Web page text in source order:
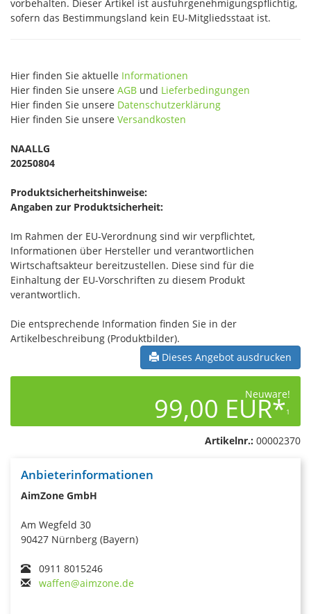
vorbehalten. Dieser Artikel ist ausfuhrgenehmigungspflichtig,
sofern das Bestimmungsland kein EU-Mitgliedsstaat ist.
Hier finden Sie aktuelle Informationen
Hier finden Sie unsere AGB und Lieferbedingungen
Hier finden Sie unsere Datenschutzerklärung
Hier finden Sie unsere Versandkosten
NAALLG
20250804
Produktsicherheitshinweise:
Angaben zur Produktsicherheit:
Im Rahmen der EU-Verordnung sind wir verpflichtet,
Informationen über Hersteller und verantwortlichen
Wirtschaftsakteur bereitzustellen. Diese sind für die
Einhaltung der EU-Vorschriften zu diesem Produkt
verantwortlich.
Die entsprechende Information finden Sie in der
Artikelbeschreibung (Produktbilder).
Dieses Angebot ausdrucken
Neuware!
99,00 EUR*1
Artikelnr.: 00002370
Anbieterinformationen
AimZone GmbH
Am Wegfeld 30
90427 Nürnberg (Bayern)
0911 8015246
waffen@aimzone.de